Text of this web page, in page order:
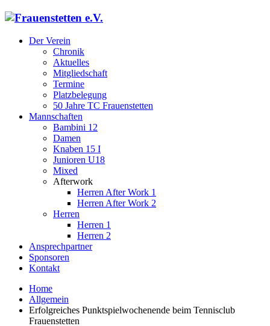
Der Verein
Chronik
Aktuelles
Mitgliedschaft
Termine
Platzbelegung
50 Jahre TC Frauenstetten
Mannschaften
Bambini 12
Damen
Knaben 15 I
Junioren U18
Mixed
Afterwork
Herren After Work 1
Herren After Work 2
Herren
Herren 1
Herren 2
Ansprechpartner
Sponsoren
Kontakt
Home
Allgemein
Erfolgreiches Punktspielwochenende beim Tennisclub
Frauenstetten